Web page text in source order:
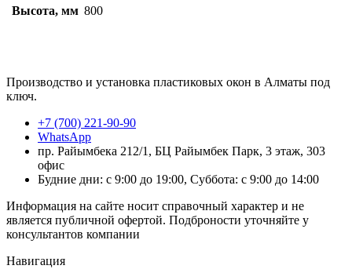
Высота, мм 800
Производство и установка пластиковых окон в Алматы под
ключ.
+7 (700) 221-90-90
WhatsApp
пр. Райымбека 212/1, БЦ Райымбек Парк, 3 этаж, 303
офис
Будние дни: с 9:00 до 19:00, Суббота: с 9:00 до 14:00
Информация на сайте носит справочный характер и не
является публичной офертой. Подброности уточняйте у
консультантов компании
Навигация